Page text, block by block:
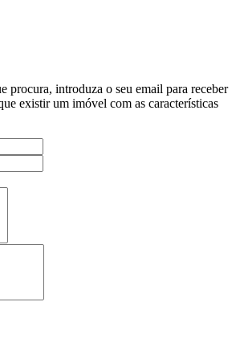
procura, introduza o seu email para receber
existir um imóvel com as características